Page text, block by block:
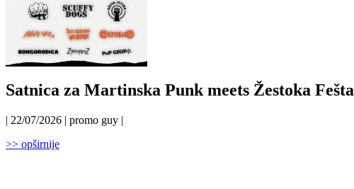
Satnica za Martinska Punk meets Žestoka Fešta
| 22/07/2026 | promo guy |
>> opširnije